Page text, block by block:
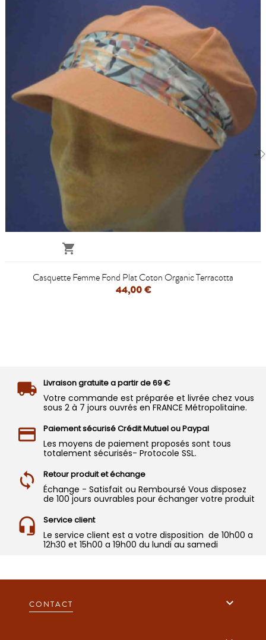

Casquette Femme Fond Plat Coton Organic Terracotta
44,00 €
Livraison gratuite a partir de 69 €
Votre commande est préparée et livrée chez vous
sous 2 à 7 jours ouvrés en FRANCE Métropolitaine.
Paiement sécurisé Crédit Mutuel ou Paypal
Les moyens de paiement proposés sont tous
totalement sécurisés- Protocole SSL.
Retour produit et échange
Échange - Satisfait ou Remboursé Vous disposez
de 100 jours ouvrables pour échanger votre produit
Service client
Le service client est a votre disposition de 10h00 a
12h30 et 15h00 a 19h00 du lundi au samedi
CONTACT 